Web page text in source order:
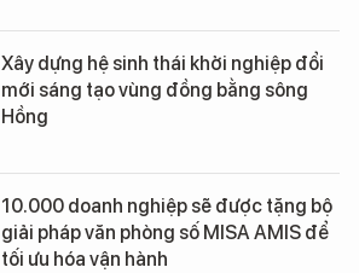
Xây dựng hệ sinh thái khởi nghiệp đổi
mới sáng tạo vùng đồng bằng sông
Hồng
10.000 doanh nghiệp sẽ được tặng bộ
giải pháp văn phòng số MISA AMIS để
tối ưu hóa vận hành